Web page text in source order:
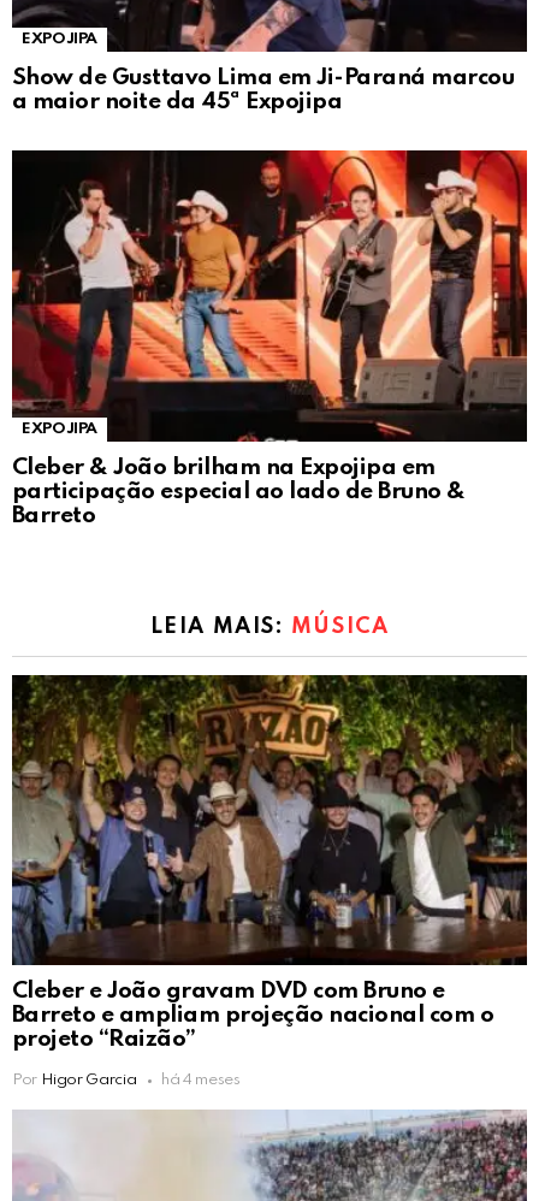
EXPOJIPA
Show de Gusttavo Lima em Ji-Paraná marcou
a maior noite da 45ª Expojipa
EXPOJIPA
Cleber & João brilham na Expojipa em
participação especial ao lado de Bruno &
Barreto
LEIA MAIS: MÚSICA
Cleber e João gravam DVD com Bruno e
Barreto e ampliam projeção nacional com o
projeto “Raizão”
Por Higor Garcia há 4 meses